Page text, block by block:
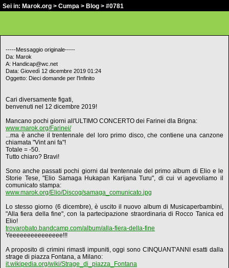
Sei in: Marok.org > Cumpa > Blog > #0781
-----Messaggio originale-----
Da: Marok
A: Handicap@wc.net
Data: Giovedì 12 dicembre 2019 01:24
Oggetto: Dieci domande per l'Infinito
Cari diversamente figati,
benvenuti nel 12 dicembre 2019!
Mancano pochi giorni all'ULTIMO CONCERTO dei Farinei dla Brigna:
www.marok.org/Farinei/
...ma è anche il trentennale del loro primo disco, che contiene una canzone
chiamata "Vint ani fa"!
Totale = -50.
Tutto chiaro? Bravi!
Sono anche passati pochi giorni dal trentennale del primo album di Elio e le
Storie Tese, "Elio Samaga Hukapan Karijana Turu", di cui vi agevoliamo il
comunicato stampa:
www.marok.org/Elio/Discog/samaga_comunicato.jpg
Lo stesso giorno (6 dicembre), è uscito il nuovo album di Musicaperbambini,
"Alla fiera della fine", con la partecipazione straordinaria di Rocco Tanica ed
Elio!
trovarobato.bandcamp.com/album/alla-fiera-della-fine
Yeeeeeeeeeeeeeee!!!
A proposito di crimini rimasti impuniti, oggi sono CINQUANT'ANNI esatti dalla
strage di piazza Fontana, a Milano:
it.wikipedia.org/wiki/Strage_di_piazza_Fontana